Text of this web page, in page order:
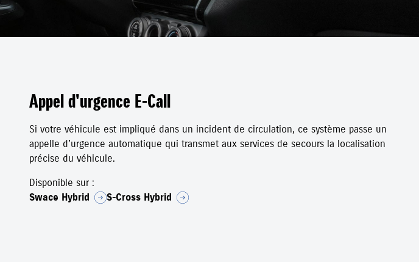
Appel d'urgence E-Call
Si votre véhicule est impliqué dans un incident de circulation, ce système passe un
appelle d’urgence automatique qui transmet aux services de secours la localisation
précise du véhicule.
Disponible sur :
Swace Hybrid
S-Cross Hybrid